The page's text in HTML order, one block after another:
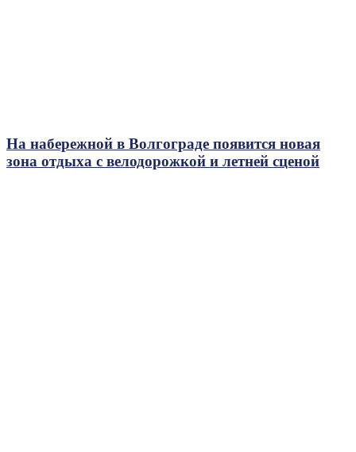
На набережной в Волгограде появится новая
зона отдыха с велодорожкой и летней сценой